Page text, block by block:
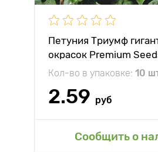
Петуния Триумф
окрасок Premium
Кол-во в упаковке: 10
2.59 руб
Сообщить о